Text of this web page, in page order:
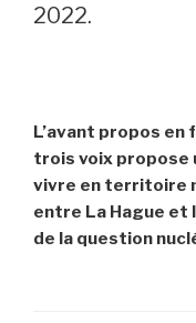
2022.
L’avant propos
trois voix propose
vivre en territoire
entre La Hague et
de la question